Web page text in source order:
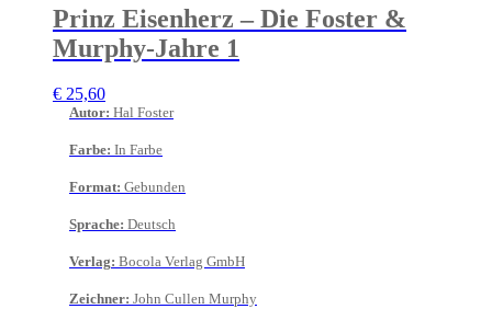
Prinz Eisenherz – Die Foster &
Murphy-Jahre 1
€ 25,60
Autor: Hal Foster
Farbe: In Farbe
Format: Gebunden
Sprache: Deutsch
Verlag: Bocola Verlag GmbH
Zeichner: John Cullen Murphy